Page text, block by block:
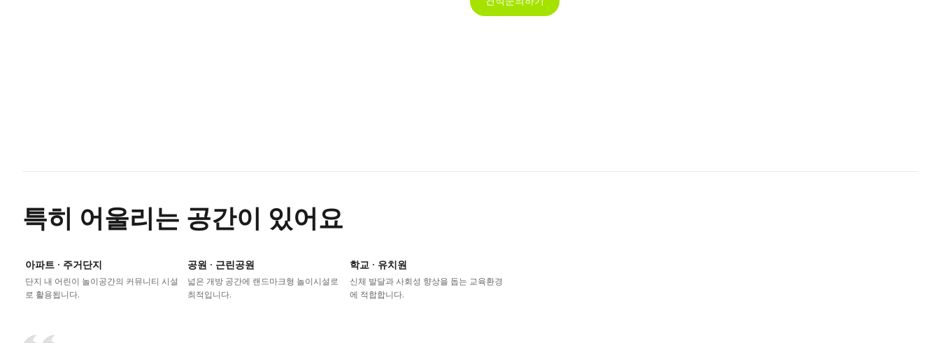
특히 어울리는 공간이 있어요
아파트 · 주거단지
단지 내 어린이 놀이공간의 커뮤니티 시설
로 활용됩니다.
공원 · 근린공원
넓은 개방 공간에 랜드마크형 놀이시설로
최적입니다.
학교 · 유치원
신체 발달과 사회성 향상을 돕는 교육환경
에 적합합니다.